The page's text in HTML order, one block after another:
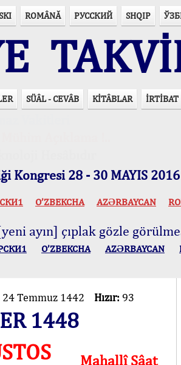
ROMÂNĂ РУССКИЙ SHQIP
SÜÂL - CEVÂB KİTÂBLAR İRTİBAT
Kongresi 28 - 30 MAYIS
O’ZBEKCHA AZӘRBAYCAN
ayın] çıplak gözle
O’ZBEKCHA AZӘRBAYCAN
24 Temmuz 1442 Hızır: 93
1448
Mahallî Sâat